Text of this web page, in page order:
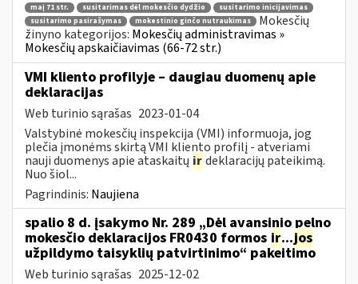
maį 71 str.
susitarimas dėl mokesčio dydžio
susitarimo inicijavimas
susitarimo pasirašymas
mokestinio ginčo nutraukimas
Mokesčių
žinyno kategorijos: Mokesčių administravimas »
Mokesčių apskaičiavimas (66-72 str.)
VMI kliento profilyje – daugiau duomenų apie
deklaracijas
Web turinio sąrašas 2023-01-04
Valstybinė mokesčių inspekcija (VMI) informuoja, jog
plečia įmonėms skirtą VMI kliento profilį - atveriami
nauji duomenys apie ataskaitų irdeklaracijų pateikimą.
Nuo šiol...
Pagrindinis: Naujiena
spalio 8 d. įsakymo Nr. 289 „Dėl avansinio pelno
mokesčio deklaracijos FR0430 formos ir...jos
užpildymo taisyklių patvirtinimo“ pakeitimo
Web turinio sąrašas 2025-12-02